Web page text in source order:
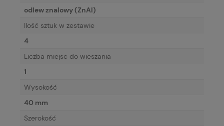
odlew znalowy (ZnAl)
Ilość sztuk w zestawie
4
Liczba miejsc do wieszania
1
Wysokość
40 mm
Szerokość